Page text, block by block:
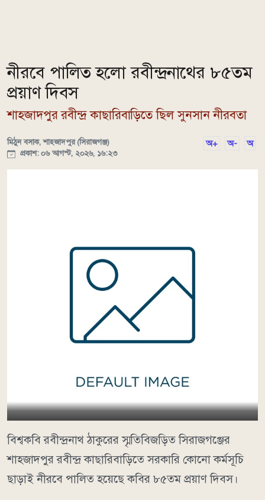
নীরবে পালিত হলো রবীন্দ্রনাথের ৮৫তম
প্রয়াণ দিবস
শাহজাদপুর রবীন্দ্র কাছারিবাড়িতে ছিল সুনসান নীরবতা
মিঠুন বসাক, শাহজাদপুর (সিরাজগঞ্জ)
প্রকাশ: ০৬ আগস্ট, ২০২৬, ১৬:২৩
অ+ অ- অ
বিশ্বকবি রবীন্দ্রনাথ ঠাকুরের স্মৃতিবিজড়িত সিরাজগঞ্জের
শাহজাদপুর রবীন্দ্র কাছারিবাড়িতে সরকারি কোনো কর্মসূচি
ছাড়াই নীরবে পালিত হয়েছে কবির ৮৫তম প্রয়াণ দিবস।